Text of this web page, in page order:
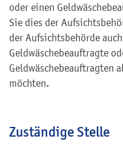
oder einen
Sie dies der
der Aufsichtsbehörde
Geldwäschebeauftragte
Geldwäschebeauftragten
möchten.
Zuständige Stelle